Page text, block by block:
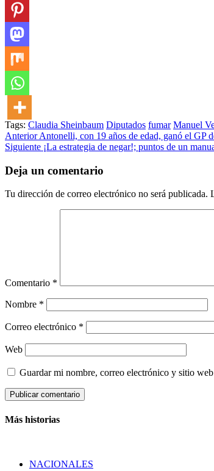
Tags: Claudia Sheinbaum Diputados fumar Manuel
Post
navigation
AnteriorAntonelli, con 19 años de edad, ganó el GP
Siguiente ¡La estrategia de negar!; puntos de un
Deja un comentario
Tu dirección de correo electrónico no será publicada.
Comentario *
Nombre *
Correo electrónico *
Web
Guardar mi nombre, correo electrónico y sitio
Más historias
NACIONALES